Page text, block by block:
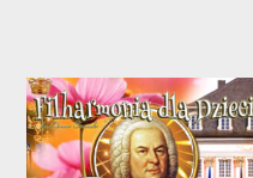
10
maj